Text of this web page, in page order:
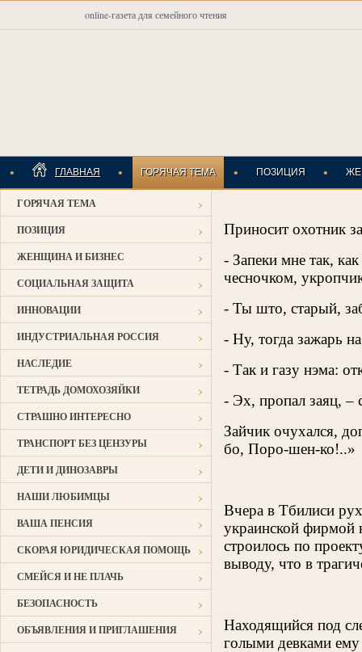
online-газета для семейного чтения
• ГЛАВНАЯ • ГОРЯЧАЯ ТЕМА • ПОЗИЦИЯ •
ИНДУСТРИАЛЬНАЯ
ГОРЯЧАЯ ТЕМА ›
ПОЗИЦИЯ ›
ЖЕНЩИНА И БИЗНЕС ›
СОЦИАЛЬНАЯ ЗАЩИТА ›
ИННОВАЦИИ ›
ИНДУСТРИАЛЬНАЯ РОССИЯ ›
НАСЛЕДИЕ ›
ТЕТРАДЬ ДОМОХОЗЯЙКИ ›
СТРАШНО ИНТЕРЕСНО ›
ТРАНСПОРТ БЕЗ ЦЕНЗУРЫ ›
ДЕТИ И ДИНОЗАВРЫ ›
НАШИ ЛЮБИМЦЫ ›
ВАША ПЕНСИЯ ›
СКОРАЯ ЮРИДИЧЕСКАЯ ПОМОЩЬ ›
СМЕЙСЯ И НЕ ПЛАЧЬ ›
БЕЗОПАСНОСТЬ ›
ОБЪЯВЛЕНИЯ И ПРИГЛАШЕНИЯ ›
Приносит охотник
- Запеки мне так,
чесночком,
- Ты што, старый,
- Ну, тогда зажарь
- Так и газу нэма:
- Эх, пропал заяц, –
Зайчик очухался,
бо, Поро-шен-ко!..»
Вчера в Тбилиси
украинской фирмой
строилось по
выводу, что в
Находящийся под
голыми девками